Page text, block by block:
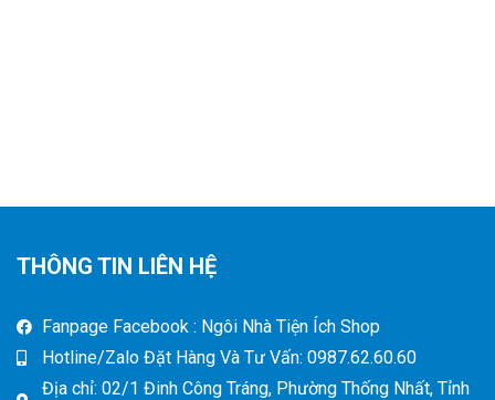
THÔNG TIN LIÊN HỆ
Fanpage Facebook : Ngôi Nhà Tiện Ích Shop
Hotline/Zalo Đặt Hàng Và Tư Vấn: 0987.62.60.60
Địa chỉ: 02/1 Đinh Công Tráng, Phường Thống Nhất, Tỉnh